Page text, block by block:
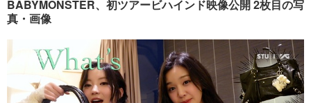
BABYMONSTER、初ツアービハインド映像公開 2枚目の写
真・画像